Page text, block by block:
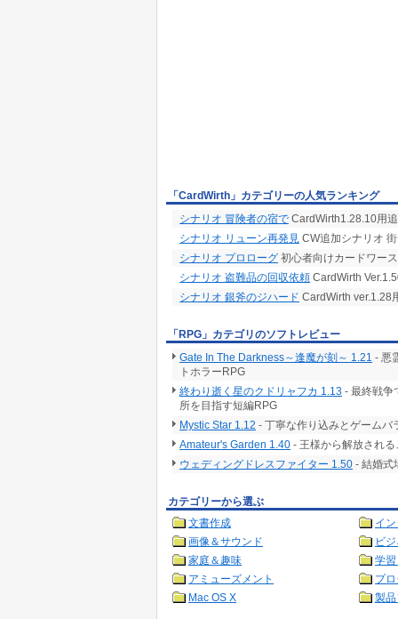
「CardWirth」カテゴリーの人気ランキング
シナリオ 冒険者の宿で CardWirth1.28.10用
シナリオ リューン再発見 CW追加シナリオ
シナリオ プロローグ 初心者向けカードワー
シナリオ 盗難品の回収依頼 CardWirth
シナリオ 銀斧のジハード CardWirth ver.1.28
「RPG」カテゴリのソフトレビュー
Gate In The Darkness～逢魔が刻～ 1.21 - 悪
トホラーRPG
終わり逝く星のクドリャフカ 1.13 - 最終戦争
所を目指す短編RPG
Mystic Star 1.12 - 丁寧な作り込みとゲームバ
Amateur's Garden 1.40 - 王様から解放され
ウェディングドレスファイター 1.50 - 結婚式
カテゴリーから選ぶ
文書作成
イ
画像＆サウンド
ビ
家庭＆趣味
学
アミューズメント
プ
Mac OS X
製